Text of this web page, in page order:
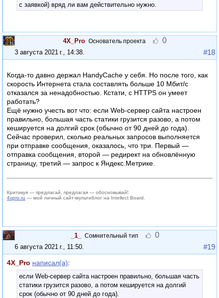
с заявкой) вряд ли вам действительно нужно.
4X_Pro Основатель проекта 0
3 августа 2021 г., 14:38. #18
Когда-то давно держал HandyCache у себя. Но после того, как
скорость Интернета стала составлять больше 10 Мбит/с
отказался за ненадобностью. Кстати, с HTTPS он умеет
работать?
Ещё нужно учесть вот что: если Web-сервер сайта настроен
правильно, большая часть статики грузится разово, а потом
кешируется на долгий срок (обычно от 90 дней до года).
Сейчас проверил, сколько реальных запросов выполняется
при отправке сообщения, оказалось, что три. Первый —
отправка сообщения, второй — редирект на обновлённую
страницу, третий — запрос к Яндекс.Метрике.
Критикуя — предлагай, предлагая — обосновывай!
4xpro.ru — мой личный сайт-мультиблог на Intellect Board.
_1_ Сомнительный тип 0
6 августа 2021 г., 11:50 #19
4X_Pro написал(а):
если Web-сервер сайта настроен правильно, большая часть
статики грузится разово, а потом кешируется на долгий
срок (обычно от 90 дней до года).